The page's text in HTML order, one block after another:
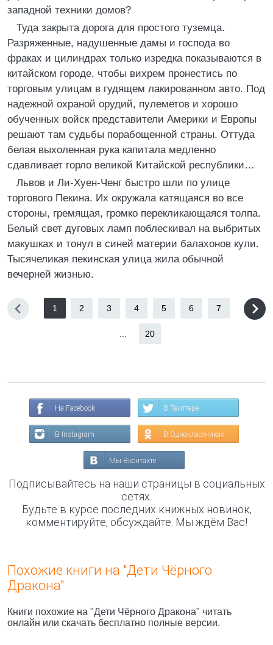
западной техники домов?
Туда закрыта дорога для простого туземца.
Разряженные, надушенные дамы и господа во
фраках и цилиндрах только изредка показываются в
китайском городе, чтобы вихрем пронестись по
торговым улицам в гудящем лакированном авто. Под
надежной охраной орудий, пулеметов и хорошо
обученных войск представители Америки и Европы
решают там судьбы порабощенной страны. Оттуда
белая выхоленная рука капитала медленно
сдавливает горло великой Китайской республики…
Львов и Ли-Хуен-Ченг быстро шли по улице
торгового Пекина. Их окружала катящаяся во все
стороны, гремящая, громко перекликающаяся толпа.
Белый свет дуговых ламп поблескивал на выбритых
макушках и тонул в синей материи балахонов кули.
Тысячеликая пекинская улица жила обычной
вечерней жизнью.
1 2 3 4 5 6 7
20
На Facebook В Твиттере
В Instagram В Одноклассниках
Мы Вконтакте
Подписывайтесь на наши страницы в социальных
сетях.
Будьте в курсе последних книжных новинок,
комментируйте, обсуждайте. Мы ждём Вас!
Похожие книги на "Дети Чёрного
Дракона"
Книги похожие на "Дети Чёрного Дракона" читать
онлайн или скачать бесплатно полные версии.